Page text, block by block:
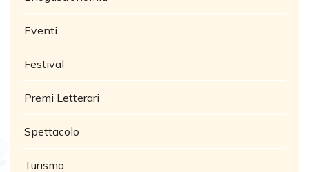
Eventi
Festival
Premi Letterari
Spettacolo
Turismo